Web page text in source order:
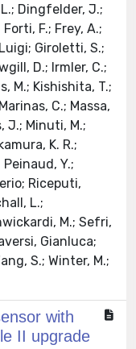
L.; Dingfelder, J.;
F.; Frey, A.;
Giroletti, S.;
D.; Irmler, C.;
M.; Kishishita, T.;
C.; Massa,
J.; Minuti, M.;
K. R.;
Peinaud, Y.;
Riceputi,
L.;
M.; Sefri,
Gianluca;
S.; Winter, M.;
with
II upgrade